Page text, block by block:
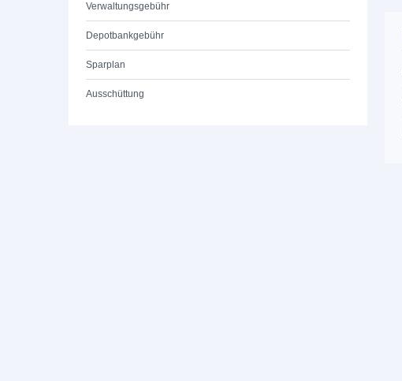
Verwaltungsgebühr
Depotbankgebühr
Sparplan
Ausschüttung